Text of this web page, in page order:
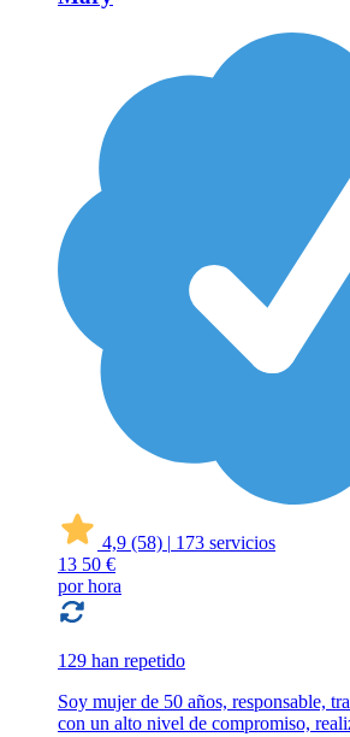
4,9 (58) | 173 servicios
13 50 €
por hora
129 han repetido
Soy mujer de 50 años, responsable,
con un alto nivel de compromiso,